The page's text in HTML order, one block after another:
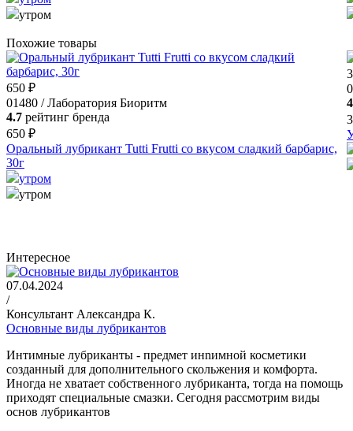
утром
Похожие товары
650 ₽
01480 / Лаборатория Биоритм
4.7 рейтинг бренда
650 ₽
Оральный лубрикант Tutti Frutti со вкусом сладкий барбарис,
30г
утром
утром
Интересное
07.04.2024
/
Консультант Александра К.
Основные виды лубрикантов
Интимные лубриканты - предмет инnимной косметики
созданный для дополнительного скольжения и комфорта.
Иногда не хватает собственного лубриканта, тогда на помощь
приходят специальные смазки. Сегодня рассмотрим виды
основ лубрикантов